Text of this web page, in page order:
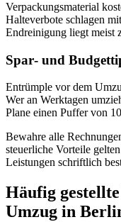
Verpackungsmaterial
Halteverbote schlagen
Endreinigung liegt meist
Spar‑ und
Entrümple vor dem
Wer an Werktagen
Plane einen Puffer von
Bewahre alle
steuerliche Vorteile
Leistungen schriftlich
Häufig
Umzug in